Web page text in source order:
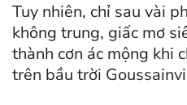
Tuy nhiên, chỉ sau vài
không trung, giấc mơ
thành cơn ác mộng khi
trên bầu trời